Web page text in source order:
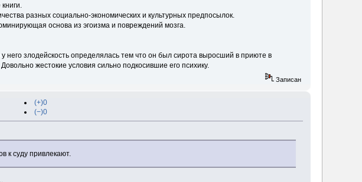
разных социально-экономических и культурных предпосылок.
основа из эгоизма и повреждений мозга.
злодейскость определялась тем что он был сирота выросший в приюте в
жестокие условия сильно подкосившие его психику.
Записан
(+)0
(−)0
к суду привлекают.